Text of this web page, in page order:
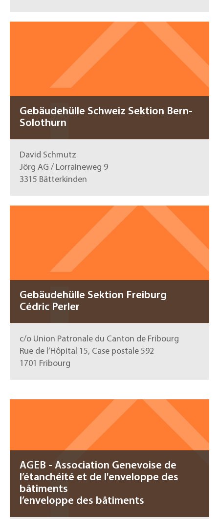
Gebäudehülle Schweiz Sektion Bern-
Solothurn
David Schmutz
Jörg AG / Lorraineweg 9
3315 Bätterkinden
Gebäudehülle Sektion Freiburg
Cédric Perler
c/o Union Patronale du Canton de Fribourg
Rue de l’Hôpital 15, Case postale 592
1701 Fribourg
AGEB - Association Genevoise de
l’étanchéité et de l'enveloppe des
bâtiments
l’enveloppe des bâtiments